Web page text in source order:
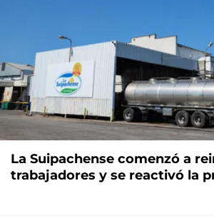
La Suipachense comenzó a
trabajadores y se reactivó la